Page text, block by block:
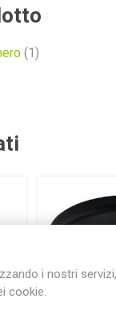
(1)
i nostri servizi,
cookie.